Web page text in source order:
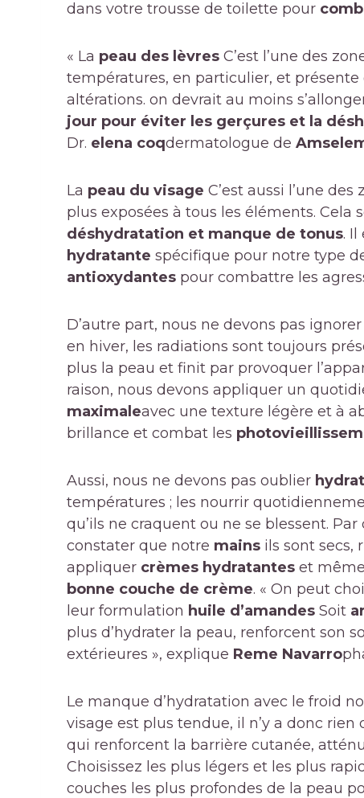
dans votre trousse de toilette pour
« La peau des lèvres C’est l’une des
températures, en particulier, et
altérations. on devrait au moins
jour pour éviter les gerçures et la
Dr. elena coqdermatologue de
La peau du visage C’est aussi l’une
plus exposées à tous les éléments. Cela
déshydratation et manque de tonus. Il
hydratante spécifique pour notre type
antioxydantes pour combattre les
D’autre part, nous ne devons pas ignorer
en hiver, les radiations sont toujours
plus la peau et finit par provoquer
raison, nous devons appliquer un
maximaleavec une texture légère et à
brillance et combat les
Aussi, nous ne devons pas oublier
températures ; les nourrir
qu’ils ne craquent ou ne se blessent.
constater que notre mains ils sont secs,
appliquer crèmes hydratantes et
bonne couche de crème. « On peut
leur formulation huile d’amandes Soit
plus d’hydrater la peau, renforcent son
extérieures », explique Reme Navarro
Le manque d’hydratation avec le froid
visage est plus tendue, il n’y a donc
qui renforcent la barrière cutanée,
Choisissez les plus légers et les plus
couches les plus profondes de la peau